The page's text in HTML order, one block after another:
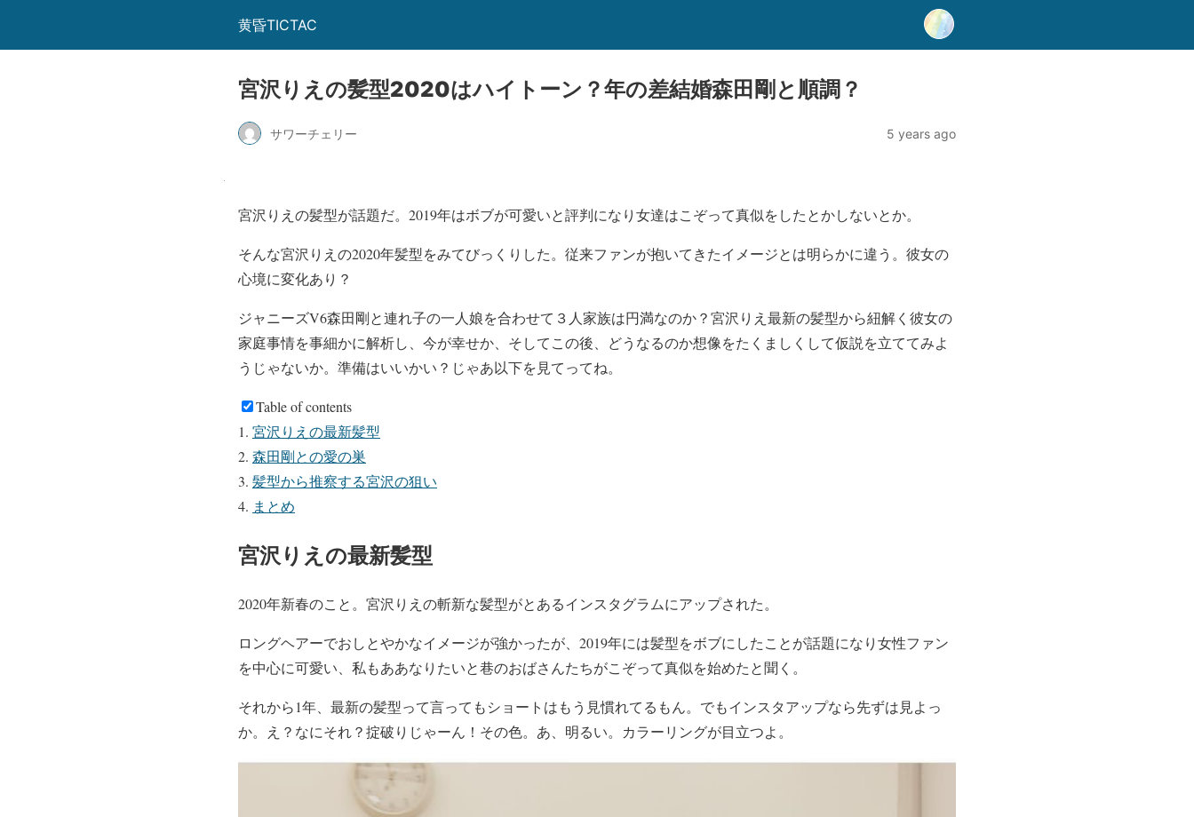
黄昏TICTAC
宮沢りえの髪型2020はハイトーン？年の差結婚森田剛と順調？
サワーチェリー 5 years ago
宮沢りえの髪型が話題だ。2019年はボブが可愛いと評判になり女達はこぞって真似をしたとかしないとか。
そんな宮沢りえの2020年髪型をみてびっくりした。従来ファンが抱いてきたイメージとは明らかに違う。彼女の
心境に変化あり？
ジャニーズV6森田剛と連れ子の一人娘を合わせて３人家族は円満なのか？宮沢りえ最新の髪型から紐解く彼女の
家庭事情を事細かに解析し、今が幸せか、そしてこの後、どうなるのか想像をたくましくして仮説を立ててみよ
うじゃないか。準備はいいかい？じゃあ以下を見てってね。
Table of contents
宮沢りえの最新髪型
森田剛との愛の巣
髪型から推察する宮沢の狙い
まとめ
宮沢りえの最新髪型
2020年新春のこと。宮沢りえの斬新な髪型がとあるインスタグラムにアップされた。
ロングヘアーでおしとやかなイメージが強かったが、2019年には髪型をボブにしたことが話題になり女性ファン
を中心に可愛い、私もああなりたいと巷のおばさんたちがこぞって真似を始めたと聞く。
それから1年、最新の髪型って言ってもショートはもう見慣れてるもん。でもインスタアップなら先ずは見よっ
か。え？なにそれ？掟破りじゃーん！その色。あ、明るい。カラーリングが目立つよ。